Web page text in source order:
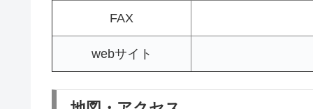
FAX
webサイト